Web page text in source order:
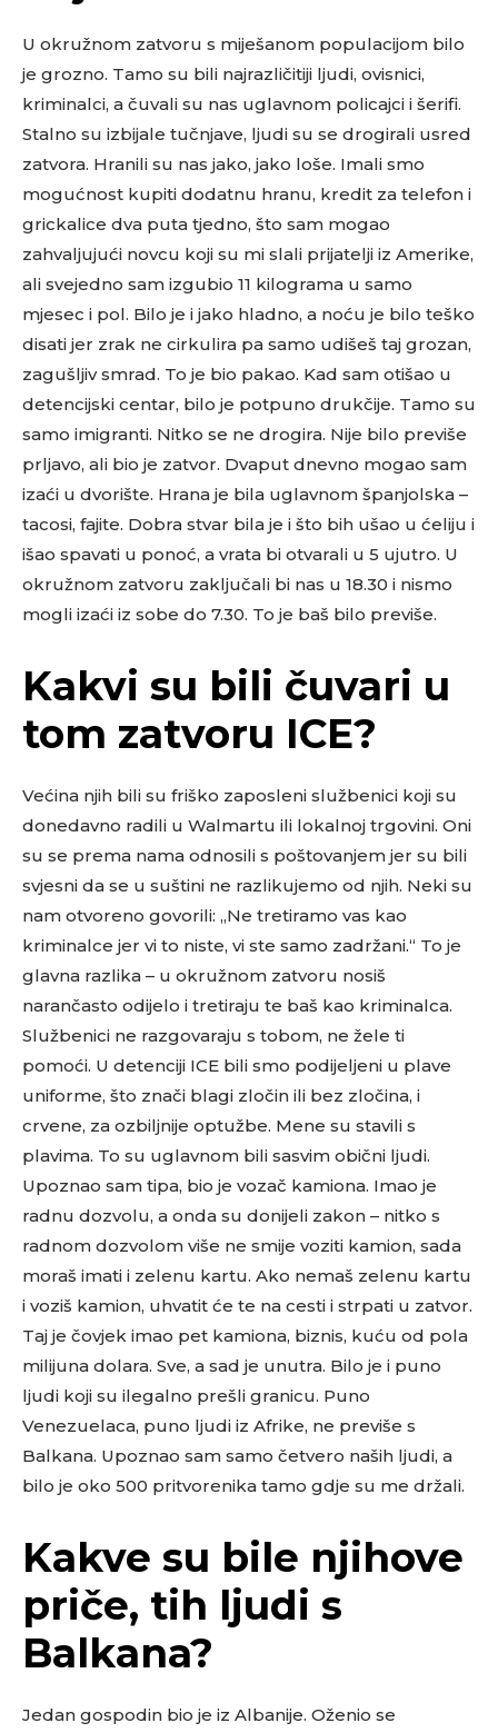
U okružnom zatvoru s miješanom populacijom bilo
je grozno. Tamo su bili najrazličitiji ljudi, ovisnici,
kriminalci, a čuvali su nas uglavnom policajci i šerifi.
Stalno su izbijale tučnjave, ljudi su se drogirali usred
zatvora. Hranili su nas jako, jako loše. Imali smo
mogućnost kupiti dodatnu hranu, kredit za telefon i
grickalice dva puta tjedno, što sam mogao
zahvaljujući novcu koji su mi slali prijatelji iz Amerike,
ali svejedno sam izgubio 11 kilograma u samo
mjesec i pol. Bilo je i jako hladno, a noću je bilo teško
disati jer zrak ne cirkulira pa samo udišeš taj grozan,
zagušljiv smrad. To je bio pakao. Kad sam otišao u
detencijski centar, bilo je potpuno drukčije. Tamo su
samo imigranti. Nitko se ne drogira. Nije bilo previše
prljavo, ali bio je zatvor. Dvaput dnevno mogao sam
izaći u dvorište. Hrana je bila uglavnom španjolska –
tacosi, fajite. Dobra stvar bila je i što bih ušao u ćeliju i
išao spavati u ponoć, a vrata bi otvarali u 5 ujutro. U
okružnom zatvoru zaključali bi nas u 18.30 i nismo
mogli izaći iz sobe do 7.30. To je baš bilo previše.
Kakvi su bili čuvari u
tom zatvoru ICE?
Većina njih bili su friško zaposleni službenici koji su
donedavno radili u Walmartu ili lokalnoj trgovini. Oni
su se prema nama odnosili s poštovanjem jer su bili
svjesni da se u suštini ne razlikujemo od njih. Neki su
nam otvoreno govorili: „Ne tretiramo vas kao
kriminalce jer vi to niste, vi ste samo zadržani.“ To je
glavna razlika – u okružnom zatvoru nosiš
narančasto odijelo i tretiraju te baš kao kriminalca.
Službenici ne razgovaraju s tobom, ne žele ti
pomoći. U detenciji ICE bili smo podijeljeni u plave
uniforme, što znači blagi zločin ili bez zločina, i
crvene, za ozbiljnije optužbe. Mene su stavili s
plavima. To su uglavnom bili sasvim obični ljudi.
Upoznao sam tipa, bio je vozač kamiona. Imao je
radnu dozvolu, a onda su donijeli zakon – nitko s
radnom dozvolom više ne smije voziti kamion, sada
moraš imati i zelenu kartu. Ako nemaš zelenu kartu
i voziš kamion, uhvatit će te na cesti i strpati u zatvor.
Taj je čovjek imao pet kamiona, biznis, kuću od pola
milijuna dolara. Sve, a sad je unutra. Bilo je i puno
ljudi koji su ilegalno prešli granicu. Puno
Venezuelaca, puno ljudi iz Afrike, ne previše s
Balkana. Upoznao sam samo četvero naših ljudi, a
bilo je oko 500 pritvorenika tamo gdje su me držali.
Kakve su bile njihove
priče, tih ljudi s
Balkana?
Jedan gospodin bio je iz Albanije. Oženio se